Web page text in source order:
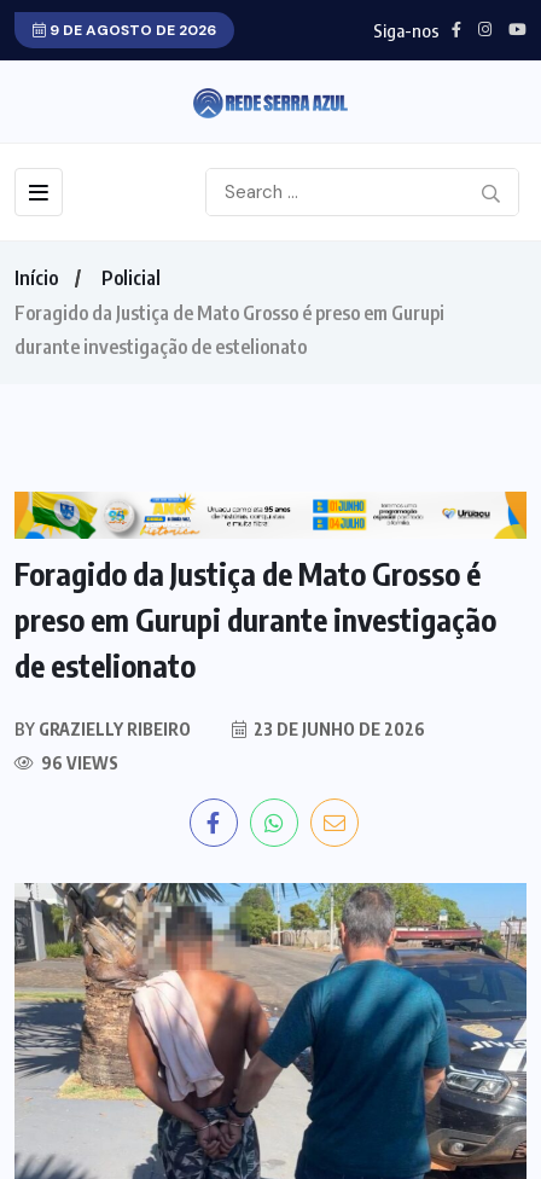
9 DE AGOSTO DE 2026 Siga-nos
Início
Policial
Foragido da Justiça de Mato Grosso é preso em Gurupi
durante investigação de estelionato
POLICIAL SUL DO TOCANTINS
Foragido da Justiça de Mato Grosso é
preso em Gurupi durante investigação
de estelionato
BY GRAZIELLY RIBEIRO
23 DE JUNHO DE 2026
96 VIEWS